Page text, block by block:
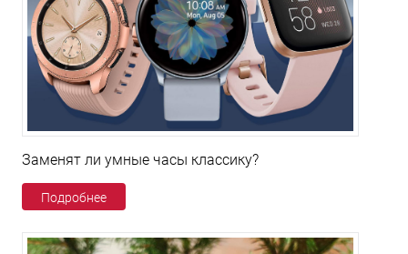
Заменят ли умные часы классику?
Подробнее